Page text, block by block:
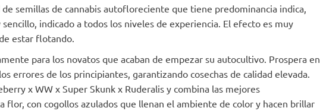
semillas de cannabis autofloreciente que tiene predominancia indica,
indicado a todos los niveles de experiencia. El efecto es muy
estar flotando.
para los novatos que acaban de empezar su autocultivo. Prospera en
errores de los principiantes, garantizando cosechas de calidad elevada.
x WW x Super Skunk x Ruderalis y combina las mejores
flor, con cogollos azulados que llenan el ambiente de color y hacen brillar